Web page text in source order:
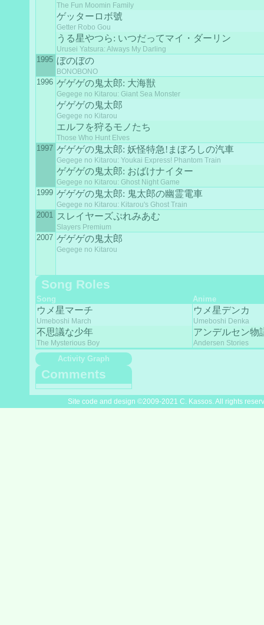
The Fun Moomin Family
ゲッターロボ號
Getter Robo Gou
うる星やつら: いつだってマイ・ダーリン
Urusei Yatsura: Always My Darling
1995 ぼのぼの
BONOBONO
1996 ゲゲゲの鬼太郎: 大海獣
Gegege no Kitarou: Giant Sea Monster
ゲゲゲの鬼太郎
Gegege no Kitarou
エルフを狩るモノたち
Those Who Hunt Elves
1997 ゲゲゲの鬼太郎: 妖怪特急!まぼろしの汽車
Gegege no Kitarou: Youkai Express! Phantom Train
ゲゲゲの鬼太郎: おばけナイター
Gegege no Kitarou: Ghost Night Game
1999 ゲゲゲの鬼太郎: 鬼太郎の幽霊電車
Gegege no Kitarou: Kitarou's Ghost Train
2001 スレイヤーズぷれみあむ
Slayers Premium
2007 ゲゲゲの鬼太郎
Gegege no Kitarou
Song Roles
Song Anime
ウメ星マーチ
Umeboshi March
ウメ星デンカ
Umeboshi Denka
不思議な少年
The Mysterious Boy
アンデルセン物
Andersen Stories
Activity Graph
Comments
Site code and design ©2009-2021 C. Kassos. All rights